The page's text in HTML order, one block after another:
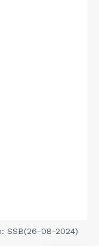
SSB(26-08-2024)